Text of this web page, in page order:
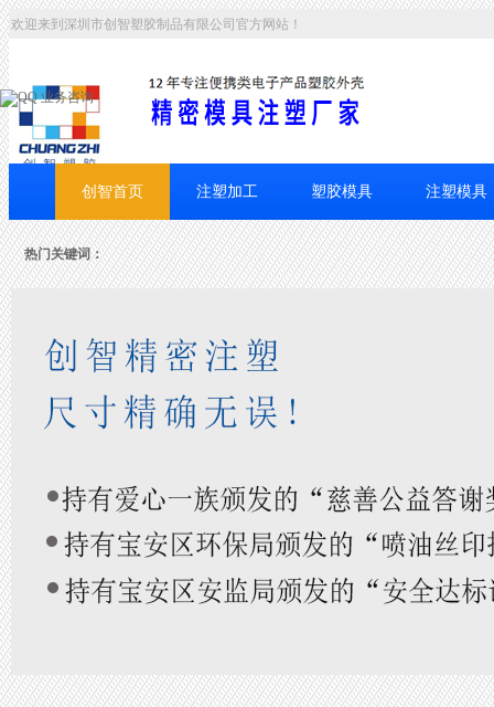
欢迎来到深圳市创智塑胶制品有限公司官方网站！
创智首页 注塑加工 塑胶模具 注塑模具
联系创智
热门关键词：
业务咨询